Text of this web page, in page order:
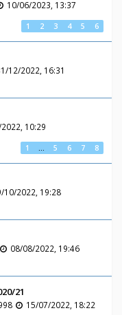
10/06/2023, 13:37
1 2 3 4 5 6
12/2022, 16:31
10:29
1 … 5 6 7 8
10/2022, 19:28
08/08/2022, 19:46
21
15/07/2022, 18:22